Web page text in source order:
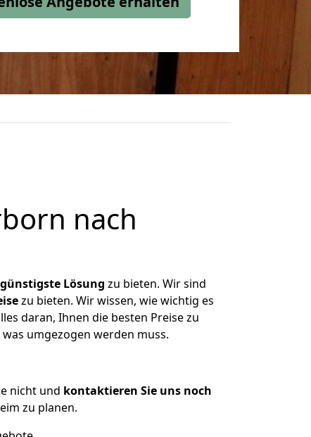
nach
günstigste Lösung zu bieten. Wir sind
zu bieten. Wir wissen, wie wichtig es
daran, Ihnen die besten Preise zu
umgezogen werden muss.
nicht und kontaktieren Sie uns noch
zu planen.